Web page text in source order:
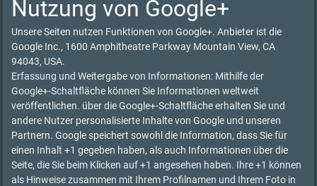
Nutzung von Google+
Unsere Seiten nutzen Funktionen von Google+. Anbieter ist die
Google Inc., 1600 Amphitheatre Parkway Mountain View, CA
94043, USA.
Erfassung und Weitergabe von Informationen: Mithilfe der
Google+-Schaltfläche können Sie Informationen weltweit
veröffentlichen. über die Google+-Schaltfläche erhalten Sie und
andere Nutzer personalisierte Inhalte von Google und unseren
Partnern. Google speichert sowohl die Information, dass Sie für
einen Inhalt +1 gegeben haben, als auch Informationen über die
Seite, die Sie beim Klicken auf +1 angesehen haben. Ihre +1 können
als Hinweise zusammen mit Ihrem Profilnamen und Ihrem Foto in